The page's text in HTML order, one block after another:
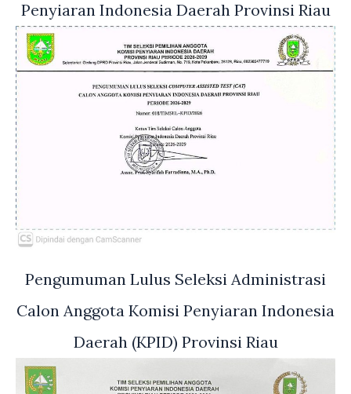
Penyiaran Indonesia Daerah Provinsi Riau
Pengumuman Lulus Seleksi Administrasi
Calon Anggota Komisi Penyiaran Indonesia
Daerah (KPID) Provinsi Riau